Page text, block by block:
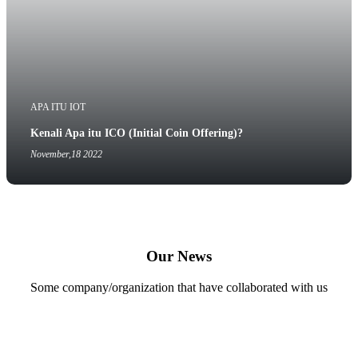
APA ITU IOT
Kenali Apa itu ICO (Initial Coin Offering)?
November,18 2022
Our News
Some company/organization that have collaborated with us